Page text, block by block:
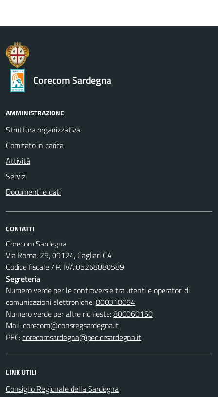
Corecom Sardegna
AMMINISTRAZIONE
Struttura organizzativa
Comitato in carica
Attività
Servizi
Documenti e dati
CONTATTI
Corecom Sardegna
Via Roma, 25, 09124, Cagliari CA
Codice fiscale / P. IVA:05268880589
Segreteria
Numero verde per le controversie tra utenti e operatori di
comunicazioni elettroniche:800318084
Numero verde per altre richieste:800060160
Mail:corecom@consregsardegna.it
PEC:corecomsardegna@pec.crsardegna.it
LINK UTILI
Consiglio Regionale della Sardegna